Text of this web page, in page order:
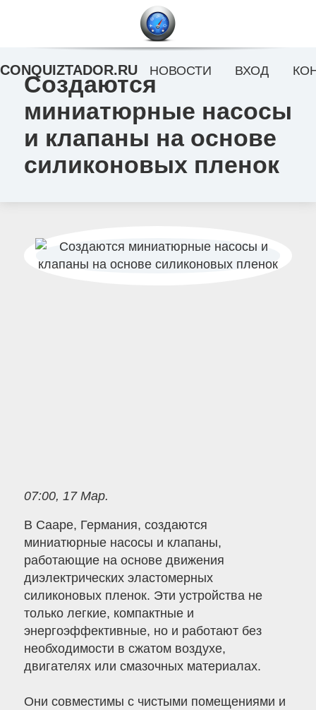
Создаются
миниатюрные насосы
и клапаны на основе
силиконовых пленок
07:00, 17 Мар.
В Сааре, Германия, создаются
миниатюрные насосы и клапаны,
работающие на основе движения
диэлектрических эластомерных
силиконовых пленок. Эти устройства не
только легкие, компактные и
энергоэффективные, но и работают без
необходимости в сжатом воздухе,
двигателях или смазочных материалах.
Они совместимы с чистыми помещениями и
CONQUIZTADOR.RU НОВОСТИ ВХОД